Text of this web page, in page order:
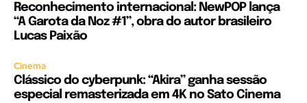
Reconhecimento internacional: NewPOP lança
“A Garota da Noz #1”, obra do autor brasileiro
Lucas Paixão
Cinema
Clássico do cyberpunk: “Akira” ganha sessão
especial remasterizada em 4K no Sato Cinema